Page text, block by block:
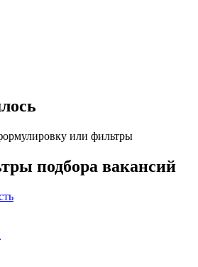
или фильтры
подбора вакансий